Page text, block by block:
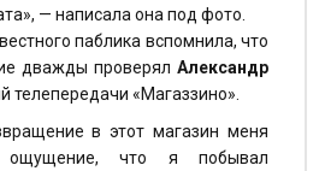
— написала она под фото.
паблика вспомнила, что
дважды проверял Александр
телепередачи «Магаззино».
в этот магазин меня
ощущение, что я побывал